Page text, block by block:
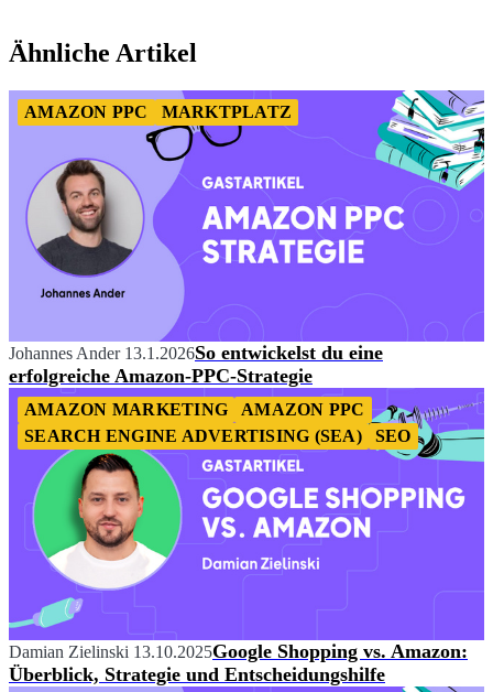
1
of
Ähnliche Artikel
AMAZON PPC MARKTPLATZ
Johannes Ander 13.1.2026So entwickelst du eine
erfolgreiche Amazon-PPC-Strategie
AMAZON MARKETING
AMAZON PPC
SEARCH ENGINE ADVERTISING (SEA)
SEO
Damian Zielinski 13.10.2025Google Shopping vs. Amazon:
Überblick, Strategie und Entscheidungshilfe